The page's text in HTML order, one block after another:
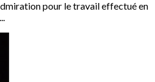
pour le travail effectué en